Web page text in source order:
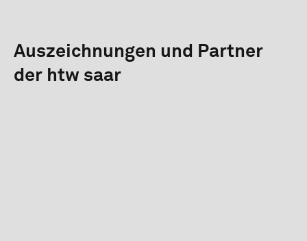
Auszeichnungen und Partner
der htw saar